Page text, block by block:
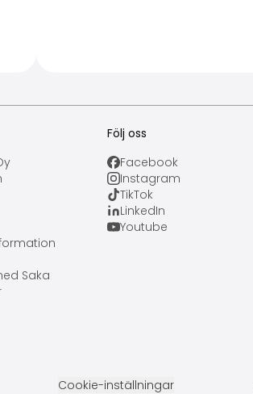
Saka
Följ oss
Facebook
Instagram
TikTok
LinkedIn
Youtube
Cookie-inställningar